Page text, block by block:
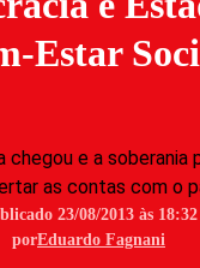
Estar
chegou e a soberania
as contas com o
23/08/2013 às 18:32
porEduardo Fagnani